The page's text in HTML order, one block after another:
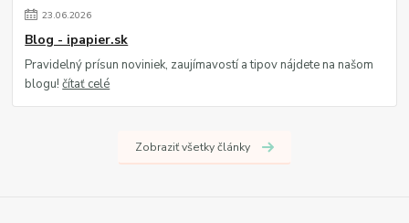
23.06.2026
Blog - ipapier.sk
Pravidelný prísun noviniek, zaujímavostí a tipov nájdete na našom
blogu!čítať celé
Zobraziť všetky články